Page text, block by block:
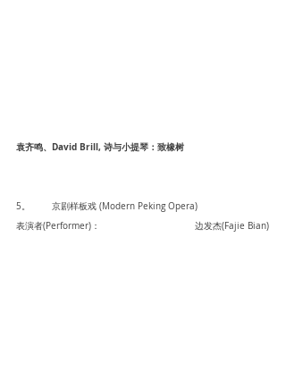
袁齐鸣、David Brill, 诗与小提琴：致橡树
5。	京剧样板戏 (Modern Peking Opera)
表演者(Performer)： 			边发杰(Fajie Bian)